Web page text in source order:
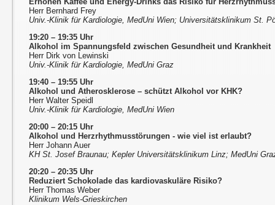
Herr Bernhard Frey
Univ.-Klinik für Kardiologie, MedUni Wien; Universitätsklinikum St.
19:20 – 19:35 Uhr
Alkohol im Spannungsfeld zwischen Gesundheit und Krankheit
Herr Dirk von Lewinski
Univ.-Klinik für Kardiologie, MedUni Graz
19:40 – 19:55 Uhr
Alkohol und Atherosklerose – schützt Alkohol vor KHK?
Herr Walter Speidl
Univ.-Klinik für Kardiologie, MedUni Wien
20:00 – 20:15 Uhr
Alkohol und Herzrhythmusstörungen - wie viel ist erlaubt?
Herr Johann Auer
KH St. Josef Braunau; Kepler Universitätsklinikum Linz; MedUni
20:20 – 20:35 Uhr
Reduziert Schokolade das kardiovaskuläre Risiko?
Herr Thomas Weber
Klinikum Wels-Grieskirchen